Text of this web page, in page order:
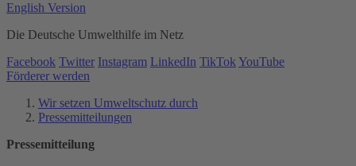
English Version
Die Deutsche Umwelthilfe im Netz
Facebook Twitter Instagram LinkedIn TikTok YouTube
Förderer werden
Wir setzen Umweltschutz durch
Pressemitteilungen
Pressemitteilung